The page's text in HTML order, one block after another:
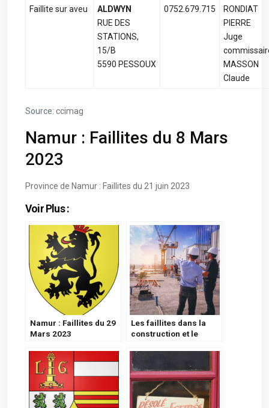
Faillite sur aveu
ALDWYN
RUE DES
STATIONS,
15/B
5590 PESSOUX
0752.679.715
RONDIAT
PIERRE
Juge
MASSON
Claude
Source: ccimag
Namur : Faillites du 8 Mars
2023
Province de Namur : Faillites du 21 juin 2023
Voir Plus :
Namur : Faillites du 29
Mars 2023
Les faillites dans la
construction et le
niveau record – 19
Juin 2023